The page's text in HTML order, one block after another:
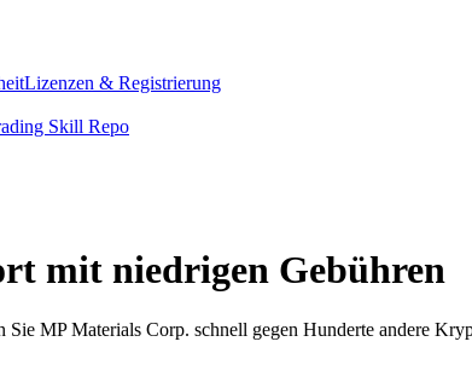
Lizenzen & Registrierung
Skill Repo
mit niedrigen Gebühren
MP Materials Corp. schnell gegen Hunderte andere